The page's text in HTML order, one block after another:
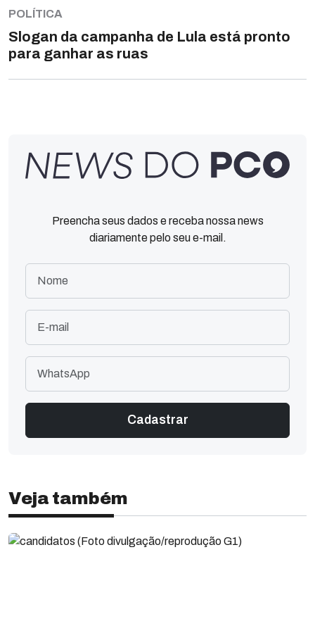
POLÍTICA
Slogan da campanha de Lula está pronto
para ganhar as ruas
Preencha seus dados e receba nossa news
diariamente pelo seu e-mail.
Veja também